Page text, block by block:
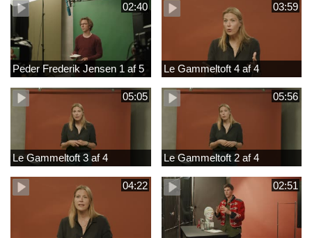
02:40
Peder Frederik Jensen 1 af 5
03:59
Le Gammeltoft 4 af 4
05:05
Le Gammeltoft 3 af 4
05:56
Le Gammeltoft 2 af 4
04:22 02:51